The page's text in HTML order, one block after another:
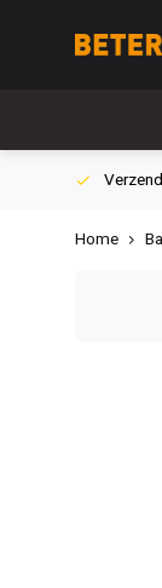
Home